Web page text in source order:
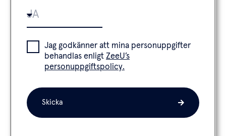
Jag godkänner att mina personuppgifter
behandlas enligt ZeeU’s
personuppgiftspolicy.
Skicka